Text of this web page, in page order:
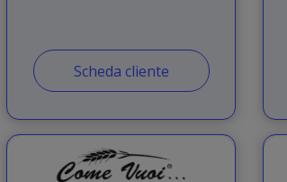
Scheda cliente